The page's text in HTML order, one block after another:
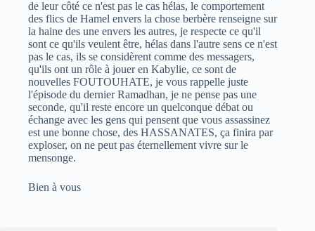
de leur côté ce n'est pas le cas hélas, le comportement
des flics de Hamel envers la chose berbère renseigne sur
la haine des une envers les autres, je respecte ce qu'il
sont ce qu'ils veulent être, hélas dans l'autre sens ce n'est
pas le cas, ils se considèrent comme des messagers,
qu'ils ont un rôle à jouer en Kabylie, ce sont de
nouvelles FOUTOUHATE, je vous rappelle juste
l'épisode du dernier Ramadhan, je ne pense pas une
seconde, qu'il reste encore un quelconque débat ou
échange avec les gens qui pensent que vous assassinez
est une bonne chose, des HASSANATES, ça finira par
exploser, on ne peut pas éternellement vivre sur le
mensonge.
Bien à vous